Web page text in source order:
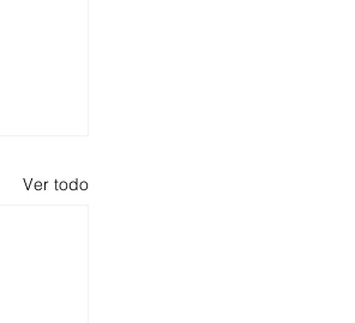
Ver todo